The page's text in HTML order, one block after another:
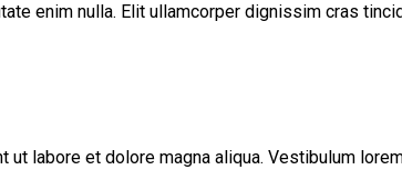
enim nulla. Elit ullamcorper dignissim cras
labore et dolore magna aliqua. Vestibulum